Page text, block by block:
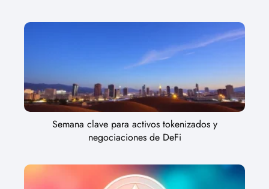
Semana clave para activos tokenizados y
negociaciones de DeFi